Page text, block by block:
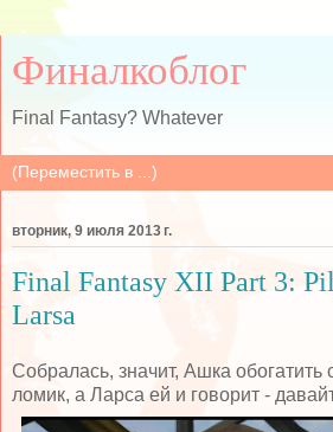
Финалкоблог
Final Fantasy? Whatever
вторник, 9 июля 2013 г.
Final Fantasy XII Part 3:
Larsa
Собралась, значит, Ашка обогатить
ломик, а Ларса ей и говорит -